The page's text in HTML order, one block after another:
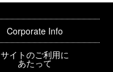
Corporate Info
サイトのご利用に
あたって